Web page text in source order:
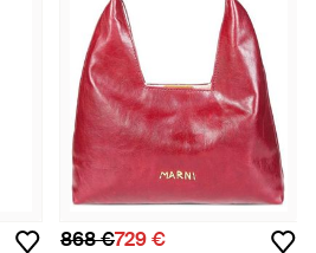
868 €729 €